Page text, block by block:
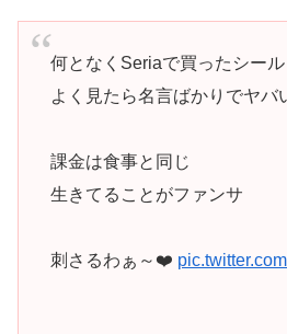
何となくSeriaで買ったシール
よく見たら名言ばかりでヤバ
課金は食事と同じ
生きてることがファンサ
刺さるわぁ～❤️